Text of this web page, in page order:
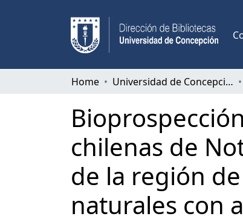
Home Universidad de Concepción
chilenas de
de la región
naturales con